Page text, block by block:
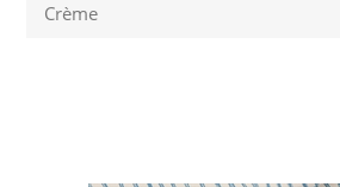
Crème